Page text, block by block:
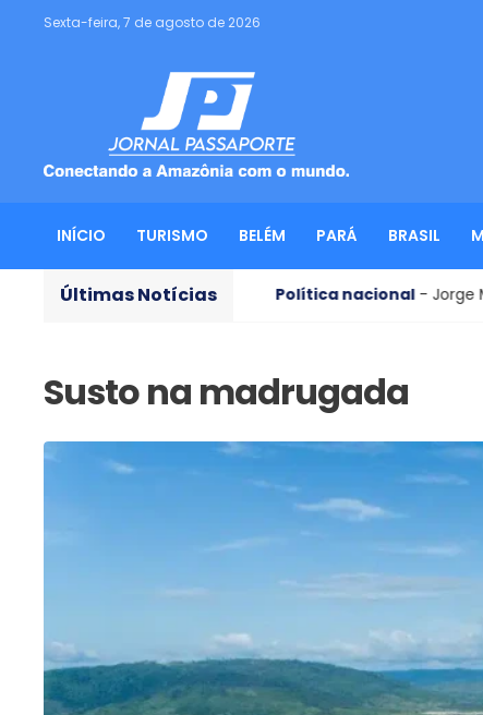
Sexta-feira, 7 de agosto de 2026
INÍCIO TURISMO BELÉM PARÁ BRASIL
Últimas Notícias
de Flávio Política nacional- Jorge Messias tenta